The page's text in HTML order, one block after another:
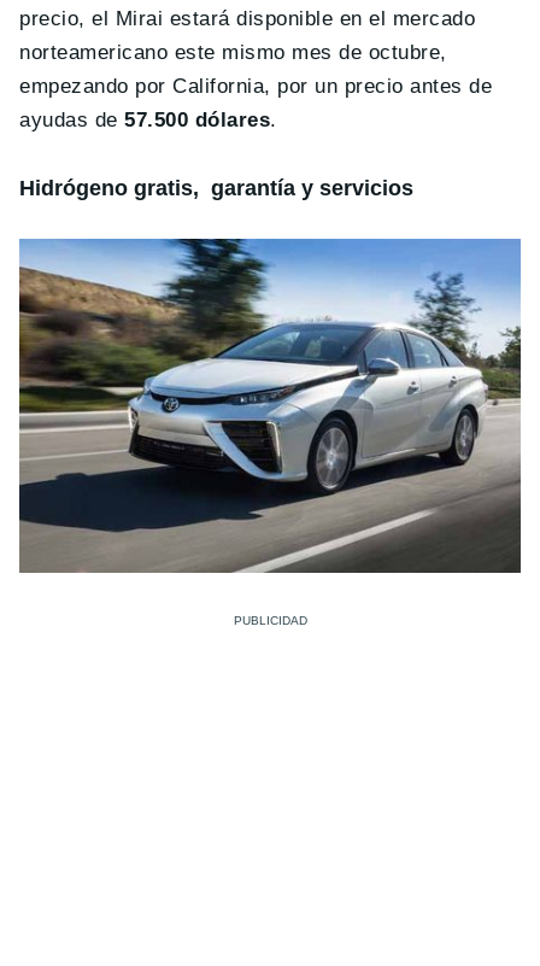
precio, el Mirai estará disponible en el mercado
norteamericano este mismo mes de octubre,
empezando por California, por un precio antes de
ayudas de57.500 dólares.
Hidrógeno gratis, garantía y servicios